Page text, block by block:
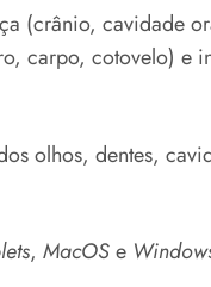
(crânio, cavidade
carpo, cotovelo)
olhos, dentes,
, MacOSe